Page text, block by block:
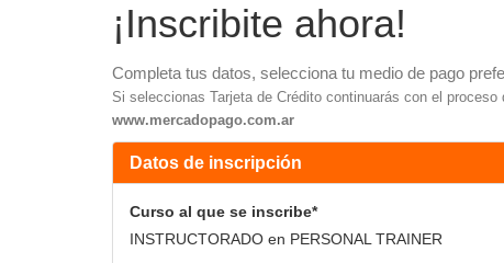
¡Inscribite ahora!
Completa tus datos, selecciona tu medio de pago
Si seleccionas Tarjeta de Crédito continuarás con el proceso
www.mercadopago.com.ar
Datos de inscripción
Curso al que se inscribe*
INSTRUCTORADO en PERSONAL TRAINER